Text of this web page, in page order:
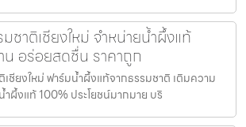
ชาติเชียงใหม่ จำหน่ายน้ำผึ้งแท้
อร่อยสดชื่น ราคาถูก
ชียงใหม่ ฟาร์มน้ำผึ้งแท้จากธรรมชาติ เติมความ
ผึ้งแท้ 100% ประโยชน์มากมาย บริ